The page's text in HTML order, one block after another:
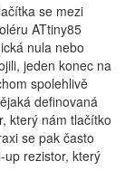
se mezi
ATtiny85
nula nebo
jeden konec na
spolehlivě
definovaná
který nám tlačítko
se pak často
rezistor, který